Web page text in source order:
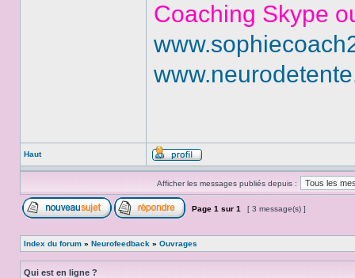
Coaching Skype
Haut
Afficher les messages publiés depuis :
Page 1 sur 1 [ 3 message(s) ]
Index du forum » Neurofeedback » Ouvrages
Qui est en ligne ?